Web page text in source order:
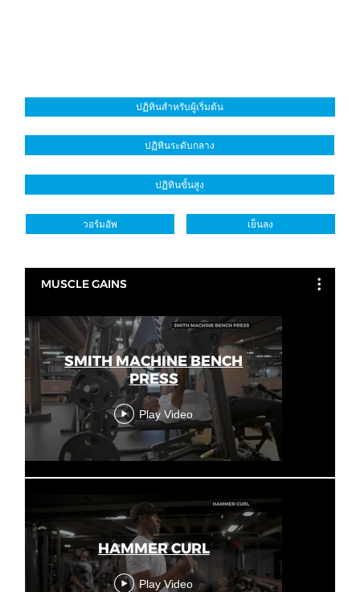
MUSCLE GAINS
SMITH MACHINE BENCH
PRESS
Play Video
HAMMER CURL
Play Video
ปฏิทินสำหรับผู้เริ่มต้น
ปฏิทินระดับกลาง
ปฏิทินขั้นสูง
วอร์มอัพ เย็นลง